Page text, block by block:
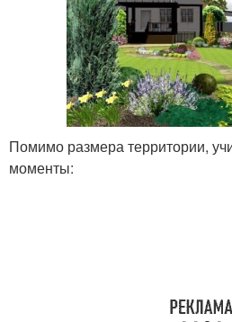
Помимо размера территории,
моменты: